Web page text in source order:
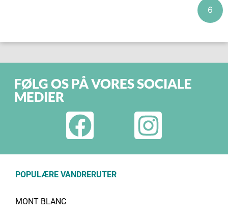
6
FØLG OS PÅ VORES SOCIALE
MEDIER
POPULÆRE VANDRERUTER
MONT BLANC